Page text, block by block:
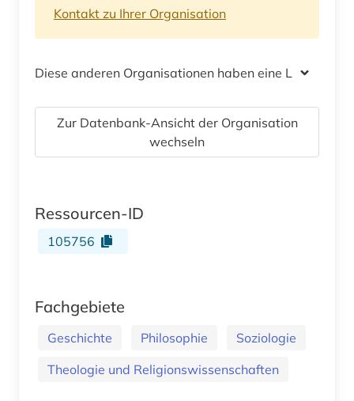
Kontakt zu Ihrer Organisation
Diese anderen Organisationen haben eine Lizenz
Zur Datenbank-Ansicht der Organisation
wechseln
Ressourcen-ID
105756
Fachgebiete
Geschichte Philosophie
Soziologie
Theologie und Religionswissenschaften